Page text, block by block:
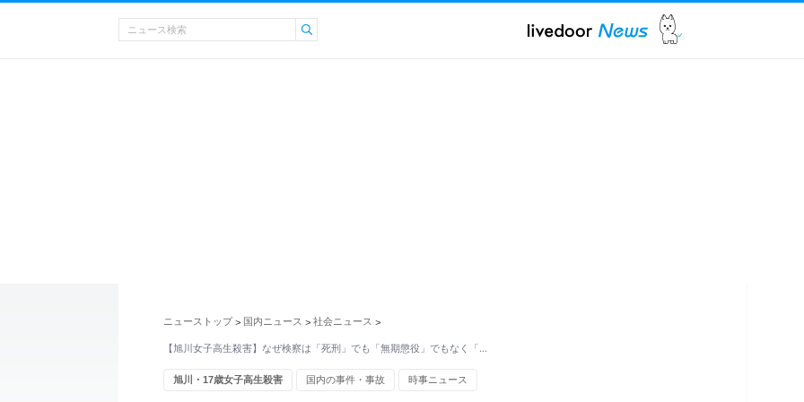
ニューストップ > 国内ニュース > 社会ニュース >
【旭川女子高生殺害】なぜ検察は「死刑」でも「無期懲役」でもなく「…
旭川・17歳女子高生殺害 国内の事件・事故 時事ニュース